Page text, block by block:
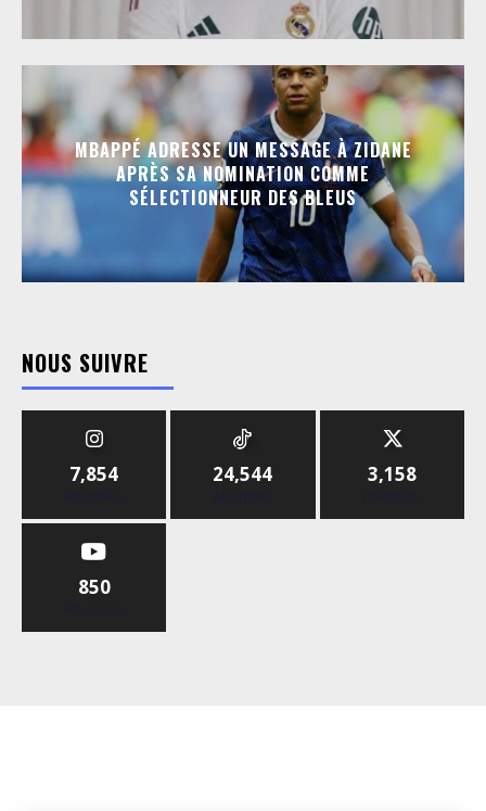
MBAPPÉ ADRESSE UN MESSAGE À ZIDANE
APRÈS SA NOMINATION COMME
SÉLECTIONNEUR DES BLEUS
NOUS SUIVRE
7,854
Abonnés
24,544
Abonnés
3,158
Abonnés
850
Abonnés